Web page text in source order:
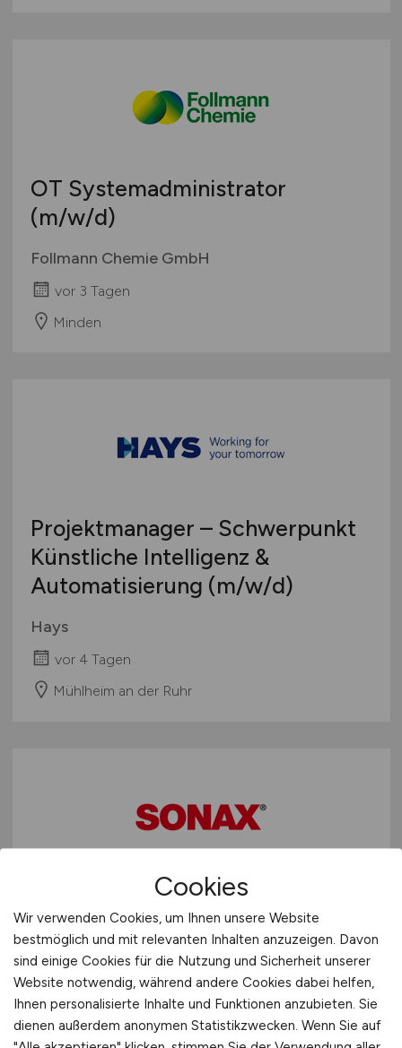
OT Systemadministrator
(m/w/d)
Follmann Chemie GmbH
vor 3 Tagen
Minden
Projektmanager – Schwerpunkt
Künstliche Intelligenz &
Automatisierung (m/w/d)
Hays
vor 4 Tagen
Mühlheim an der Ruhr
Inhouse IT-Consultant Artificial
Intelligence
SONAX GmbH
vor 4 Tagen
Neuburg
Cookies
Wir verwenden Cookies, um Ihnen unsere Website
bestmöglich und mit relevanten Inhalten anzuzeigen. Davon
sind einige Cookies für die Nutzung und Sicherheit unserer
Website notwendig, während andere Cookies dabei helfen,
Ihnen personalisierte Inhalte und Funktionen anzubieten. Sie
dienen außerdem anonymen Statistikzwecken. Wenn Sie auf